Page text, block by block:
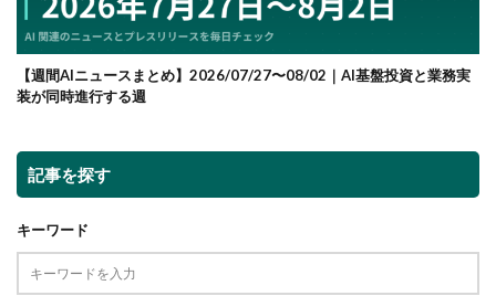
【週間AIニュースまとめ】2026/07/27〜08/02｜AI基盤投資と業務実
装が同時進行する週
記事を探す
キーワード